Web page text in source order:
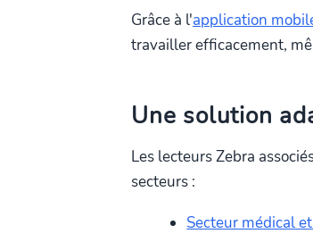
Grâce à l'application
travailler efficacement,
Une solution
Les lecteurs Zebra
secteurs :
Secteur médical